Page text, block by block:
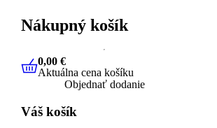
Nákupný košík
0,00 €Aktuálna cena košíku
0,00 €
Aktuálna cena košíku
Objednať dodanie
Váš košík